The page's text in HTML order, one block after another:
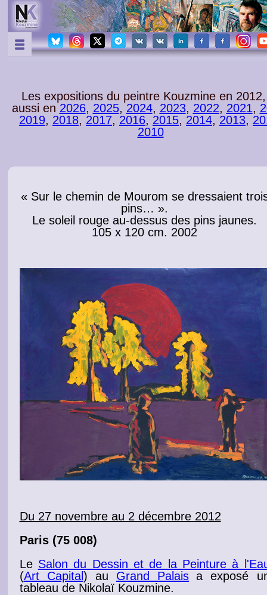
Les expositions du peintre Kouzmine en 2012
aussi en 2026, 2025, 2024, 2023, 2022, 2021,
2019, 2018, 2017, 2016, 2015, 2014, 2013,
2010
« Sur le chemin de Mourom se dressaient
pins… ».
Le soleil rouge au-dessus des pins jaunes.
105 x 120 cm. 2002
Du 27 novembre au 2 décembre 2012
Paris (75 008)
Le Salon du Dessin et de la Peinture à
(Art Capital) au Grand Palais a exposé
tableau de Nikolaï Kouzmine.